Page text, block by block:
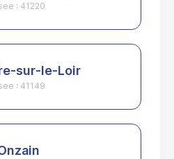
: 41220
sur-le-Loir
: 41149